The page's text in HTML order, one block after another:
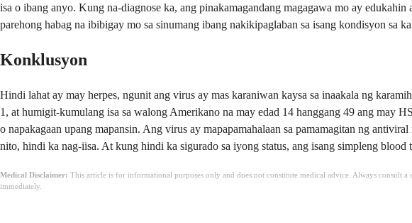
isa o ibang anyo. Kung na-diagnose ka, ang pinakamagandang magagawa mo ay
parehong habag na ibibigay mo sa sinumang ibang nakikipaglaban sa isang kondisyon sa
Konklusyon
Hindi lahat ay may herpes, ngunit ang virus ay mas karaniwan kaysa sa inaakala ng
1, at humigit-kumulang isa sa walong Amerikano na may edad 14 hanggang 49 ang may
o napakagaan upang mapansin. Ang virus ay mapapamahalaan sa pamamagitan ng
nito, hindi ka nag-iisa. At kung hindi ka sigurado sa iyong status, ang isang simpleng
Medical Disclaimer: This article is for informational purposes only and does not constitute medical advice. Always consult
immediately.